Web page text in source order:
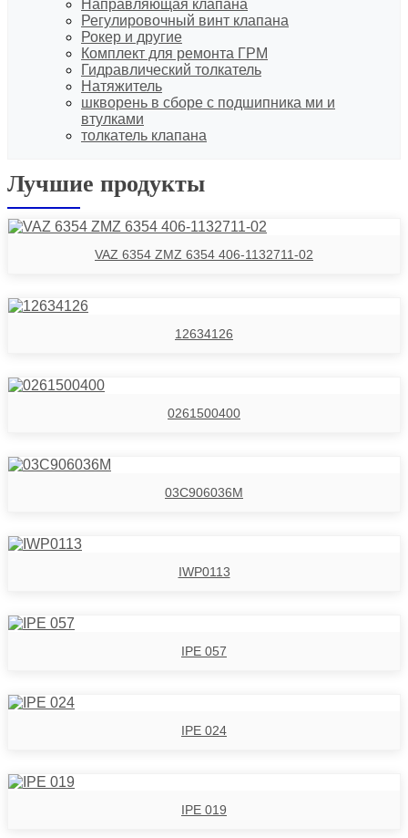
Направляющая клапана
Регулировочный винт клапана
Рокер и другие
Комплект для ремонта ГРМ
Гидравлический толкатель
Натяжитель
шкворень в сборе с подшипника ми и
втулками
толкатель клапана
Лучшие продукты
VAZ 6354 ZMZ 6354 406-1132711-02
12634126
0261500400
03C906036M
IWP0113
IPE 057
IPE 024
IPE 019